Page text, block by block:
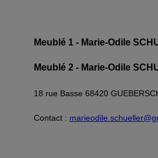
Meublé 1 - Marie-Odile
Meublé 2 - Marie-Odile
18 rue Basse 68420
Contact :